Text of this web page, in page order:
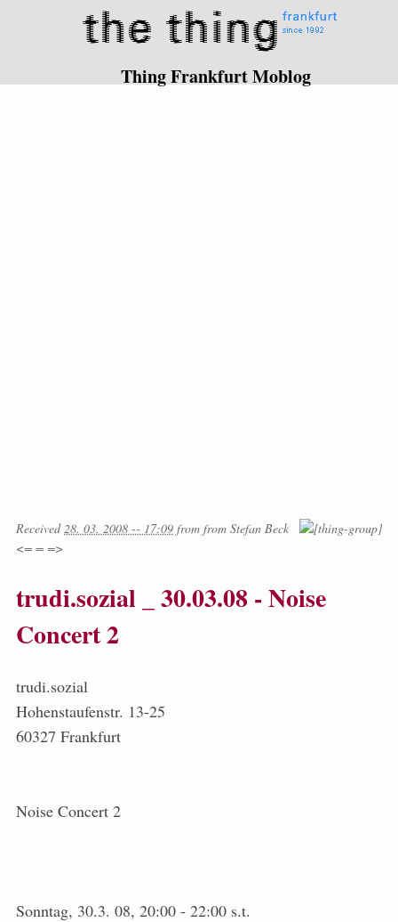
Thing Frankfurt Moblog
Received28. 03. 2008 -- 17:09 from from Stefan Beck
<= = =>
trudi.sozial _ 30.03.08 - Noise
Concert 2
trudi.sozial
Hohenstaufenstr. 13-25
60327 Frankfurt
Noise Concert 2
Sonntag, 30.3. 08, 20:00 - 22:00 s.t.